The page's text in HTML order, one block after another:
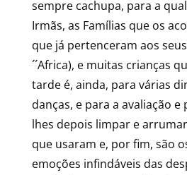
sempre cachupa, para a
Irmãs, as Famílias que os
que já pertenceram aos
´´Africa), e muitas crianças
tarde é, ainda, para várias
danças, e para a avaliação
lhes depois limpar e
que usaram e, por fim, são
emoções infindáveis das